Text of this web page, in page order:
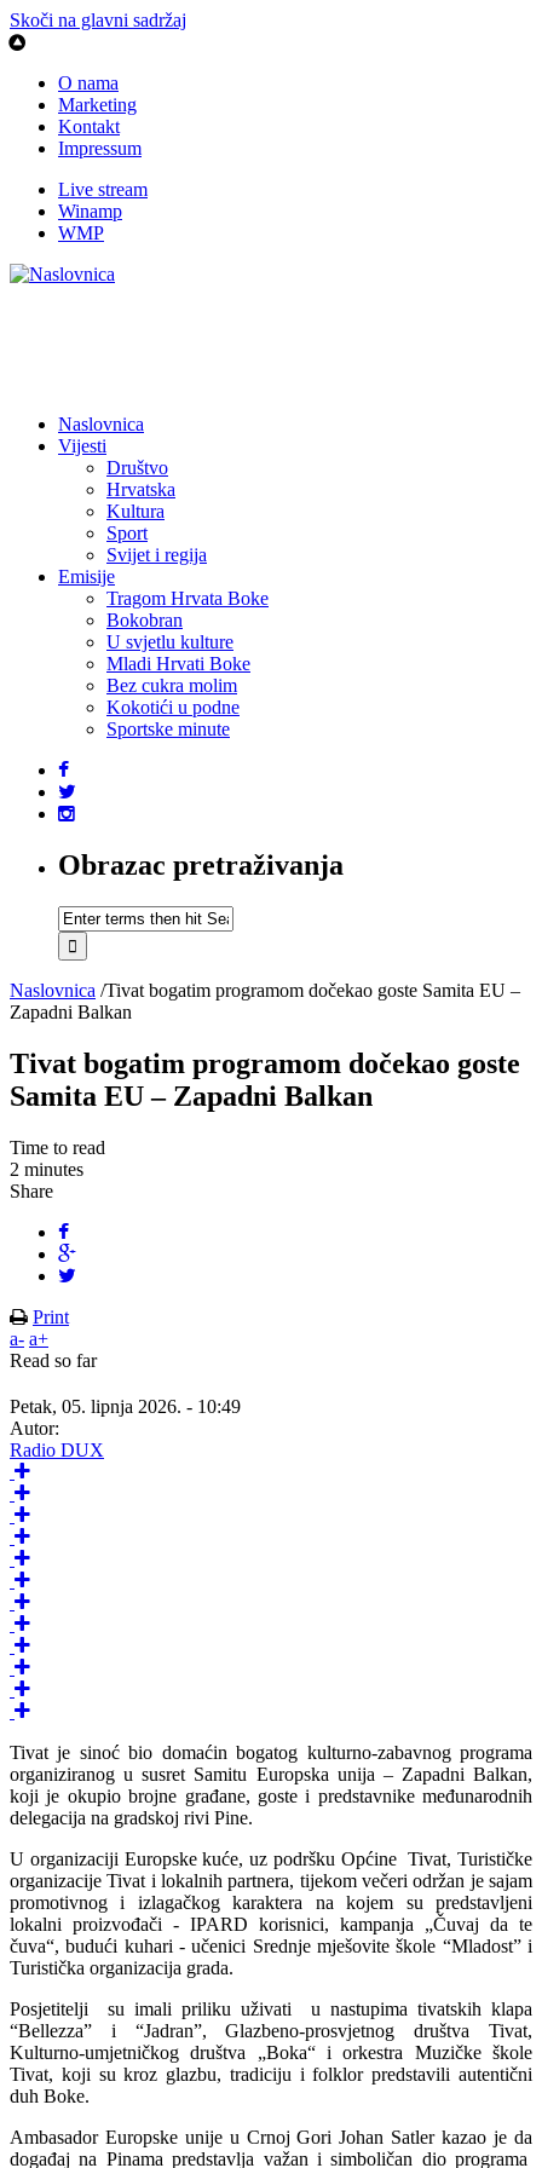
Skoči na glavni sadržaj
O nama
Marketing
Kontakt
Impressum
Live stream
Winamp
WMP
Naslovnica
Vijesti
Društvo
Hrvatska
Kultura
Sport
Svijet i regija
Emisije
Tragom Hrvata Boke
Bokobran
U svjetlu kulture
Mladi Hrvati Boke
Bez cukra molim
Kokotići u podne
Sportske minute
Obrazac pretraživanja
Naslovnica /Tivat bogatim programom dočekao goste Samita EU –
Zapadni Balkan
Tivat bogatim programom dočekao goste
Samita EU – Zapadni Balkan
Time to read
2 minutes
Share
Print
a- a+
Read so far
Petak, 05. lipnja 2026. - 10:49
Autor:
Radio DUX
Tivat je sinoć bio domaćin bogatog kulturno-zabavnog programa
organiziranog u susret Samitu Europska unija – Zapadni Balkan,
koji je okupio brojne građane, goste i predstavnike međunarodnih
delegacija na gradskoj rivi Pine.
U organizaciji Europske kuće, uz podršku Općine Tivat, Turističke
organizacije Tivat i lokalnih partnera, tijekom večeri održan je sajam
promotivnog i izlagačkog karaktera na kojem su predstavljeni
lokalni proizvođači - IPARD korisnici, kampanja „Čuvaj da te
čuva“, budući kuhari - učenici Srednje mješovite škole “Mladost” i
Turistička organizacija grada.
Posjetitelji su imali priliku uživati u nastupima tivatskih klapa
“Bellezza” i “Jadran”, Glazbeno-prosvjetnog društva Tivat,
Kulturno-umjetničkog društva „Boka“ i orkestra Muzičke škole
Tivat, koji su kroz glazbu, tradiciju i folklor predstavili autentični
duh Boke.
Ambasador Europske unije u Crnoj Gori Johan Satler kazao je da
događaj na Pinama predstavlja važan i simboličan dio programa